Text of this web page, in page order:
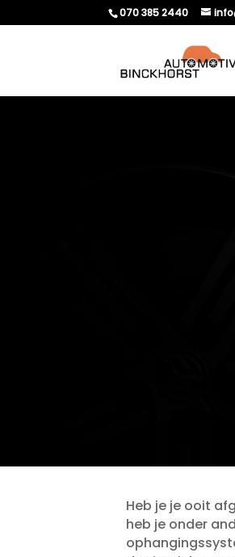
070 385 2440
WAAROM
Heb je je ooit
heb je onder